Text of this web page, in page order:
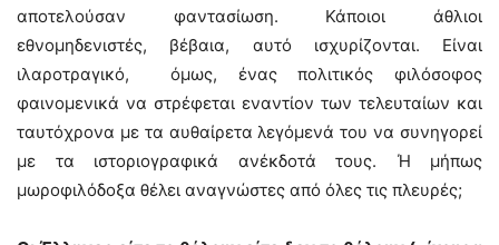
αποτελούσαν φαντασίωση. Κάποιοι άθλιοι
εθνομηδενιστές, βέβαια, αυτό ισχυρίζονται. Είναι
ιλαροτραγικό, όμως, ένας πολιτικός φιλόσοφος
φαινομενικά να στρέφεται εναντίον των τελευταίων και
ταυτόχρονα με τα αυθαίρετα λεγόμενά του να συνηγορεί
με τα ιστοριογραφικά ανέκδοτά τους. Ή μήπως
μωροφιλόδοξα θέλει αναγνώστες από όλες τις πλευρές;